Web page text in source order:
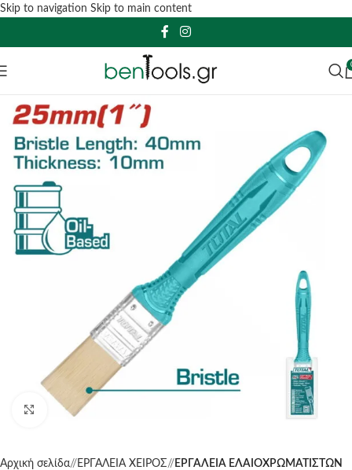
Skip to navigation Skip to main content
Click to enlarge
Αρχική σελίδα/ ΕΡΓΑΛΕΙΑ ΧΕΙΡΟΣ/ ΕΡΓΑΛΕΙΑ ΕΛΑΙΟΧΡΩΜΑΤΙΣΤΩΝ